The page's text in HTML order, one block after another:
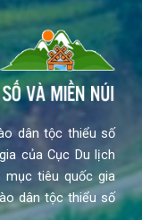
dân tộc thiểu số
của Cục Du lịch
mục tiêu quốc gia
dân tộc thiểu số